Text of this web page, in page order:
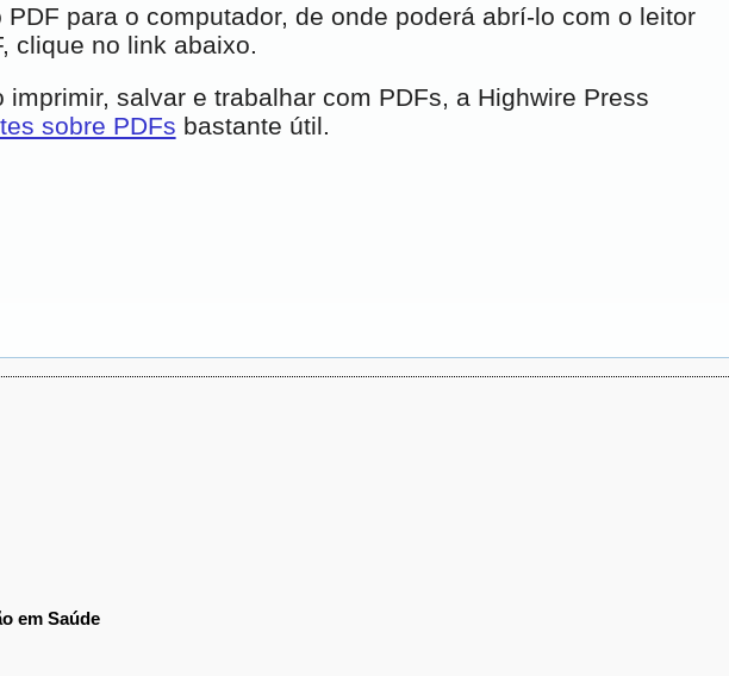
para o computador, de onde poderá abrí-lo com o leitor
clique no link abaixo.
salvar e trabalhar com PDFs, a Highwire Press
sobre PDFs bastante útil.
em Saúde